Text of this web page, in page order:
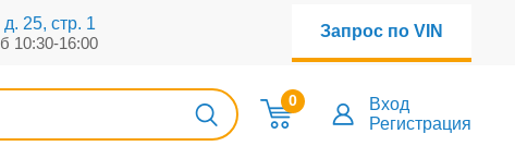
25, стр. 1
10:30-16:00
Запрос по VIN
0
Вход
Регистрация